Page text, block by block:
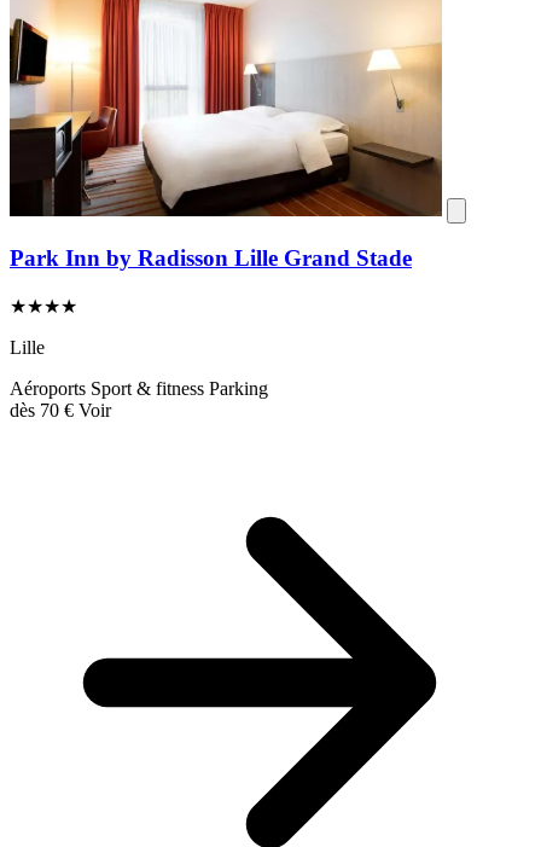
Park Inn by Radisson Lille Grand Stade
★★★★
Lille
Aéroports Sport & fitness Parking
dès 70 € Voir